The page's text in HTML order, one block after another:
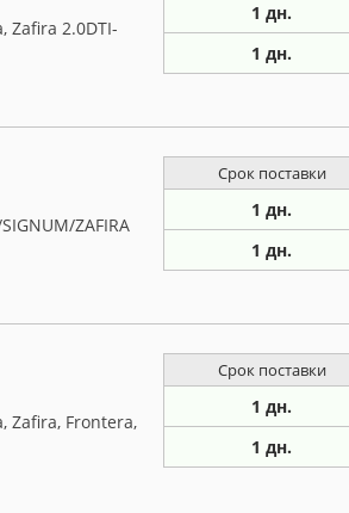
Zafira 2.0DTI-
1 дн.
1 дн.
ZAFIRA
Срок поставки
1 дн.
1 дн.
Zafira, Frontera,
Срок поставки
1 дн.
1 дн.